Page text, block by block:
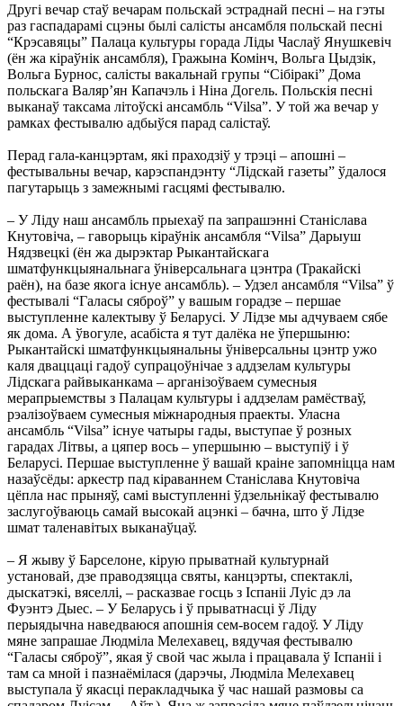
Другі вечар стаў вечарам польскай эстраднай песні – на гэты
раз гаспадарамі сцэны былі салісты ансамбля польскай песні
“Крэсавяцы” Палаца культуры горада Ліды Часлаў Янушкевіч
(ён жа кіраўнік ансамбля), Гражына Комінч, Вольга Цыдзік,
Вольга Бурнос, салісты вакальнай групы “Сібіракі” Дома
польскага Валяр’ян Капачэль і Ніна Догель. Польскія песні
выканаў таксама літоўскі ансамбль “Vilsa”. У той жа вечар у
рамках фестывалю адбыўся парад салістаў.
Перад гала-канцэртам, які праходзіў у трэці – апошні –
фестывальны вечар, карэспандэнту “Лідскай газеты” ўдалося
пагутарыць з замежнымі гасцямі фестывалю.
– У Ліду наш ансамбль прыехаў па запрашэнні Станіслава
Кнутовіча, – гаворыць кіраўнік ансамбля “Vilsa” Дарыуш
Нядзвецкі (ён жа дырэктар Рыкантайскага
шматфункцыянальнага ўніверсальнага цэнтра (Тракайскі
раён), на базе якога існуе ансамбль). – Удзел ансамбля “Vilsa” ў
фестывалі “Галасы сяброў” у вашым горадзе – першае
выступленне калектыву ў Беларусі. У Лідзе мы адчуваем сябе
як дома. А ўвогуле, асабіста я тут далёка не ўпершыню:
Рыкантайскі шматфункцыянальны ўніверсальны цэнтр ужо
каля дваццаці гадоў супрацоўнічае з аддзелам культуры
Лідскага райвыканкама – арганізоўваем сумесныя
мерапрыемствы з Палацам культуры і аддзелам рамёстваў,
рэалізоўваем сумесныя міжнародныя праекты. Уласна
ансамбль “Vilsa” існуе чатыры гады, выступае ў розных
гарадах Літвы, а цяпер вось – упершыню – выступіў і ў
Беларусі. Першае выступленне ў вашай краіне запомніцца нам
назаўсёды: аркестр пад кіраваннем Станіслава Кнутовіча
цёпла нас прыняў, самі выступленні ўдзельнікаў фестывалю
заслугоўваюць самай высокай ацэнкі – бачна, што ў Лідзе
шмат таленавітых выканаўцаў.
– Я жыву ў Барселоне, кірую прыватнай культурнай
установай, дзе праводзяцца святы, канцэрты, спектаклі,
дыскатэкі, вяселлі, – расказвае госць з Іспаніі Луіс дэ ла
Фуэнтэ Дыес. – У Беларусь і ў прыватнасці ў Ліду
перыядычна наведваюся апошнія сем-восем гадоў. У Ліду
мяне запрашае Людміла Мелехавец, вядучая фестывалю
“Галасы сяброў”, якая ў свой час жыла і працавала ў Іспаніі і
там са мной і пазнаёмілася (дарэчы, Людміла Мелехавец
выступала ў якасці перакладчыка ў час нашай размовы са